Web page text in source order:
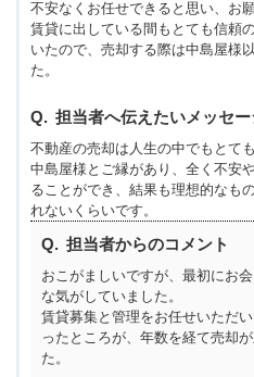
不安なくお任せできると思い、お
賃貸に出している間もとても信頼
いたので、売却する際は中島屋様
た。
担当者へ伝えたいメッセ
不動産の売却は人生の中でもとて
中島屋様とご縁があり、全く不安
ることができ、結果も理想的なも
れないくらいです。
担当者からのコメント
おこがましいですが、最初にお
な気がしていました。
賃貸募集と管理をお任せいただ
ったところが、年数を経て売却
た。